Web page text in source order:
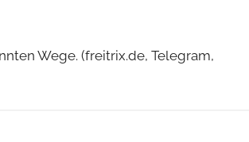
Wege. (freitrix.de, Telegram,